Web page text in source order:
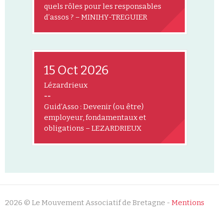
quels rôles pour les responsables
d’assos ? – MINIHY-TREGUIER
15 Oct 2026
Lézardrieux
--
Guid’Asso : Devenir (ou être)
employeur, fondamentaux et
obligations – LEZARDRIEUX
2026 © Le Mouvement Associatif de Bretagne - Mentions